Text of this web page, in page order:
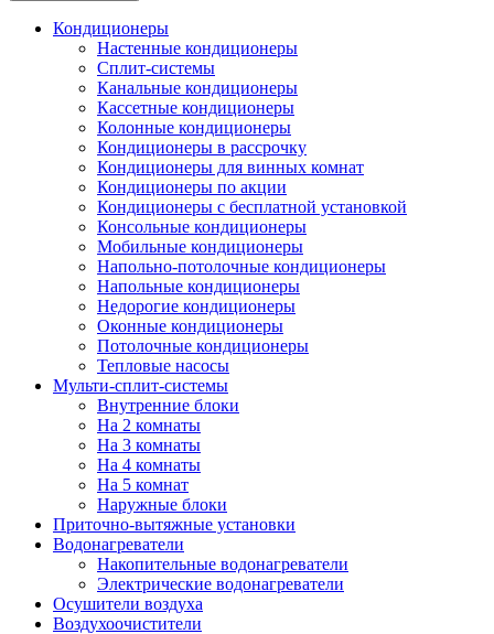
Кондиционеры
Настенные кондиционеры
Сплит-системы
Канальные кондиционеры
Кассетные кондиционеры
Колонные кондиционеры
Кондиционеры в рассрочку
Кондиционеры для винных комнат
Кондиционеры по акции
Кондиционеры с бесплатной установкой
Консольные кондиционеры
Мобильные кондиционеры
Напольно-потолочные кондиционеры
Напольные кондиционеры
Недорогие кондиционеры
Оконные кондиционеры
Потолочные кондиционеры
Тепловые насосы
Мульти-сплит-системы
Внутренние блоки
На 2 комнаты
На 3 комнаты
На 4 комнаты
На 5 комнат
Наружные блоки
Приточно-вытяжные установки
Водонагреватели
Накопительные водонагреватели
Электрические водонагреватели
Осушители воздуха
Воздухоочистители